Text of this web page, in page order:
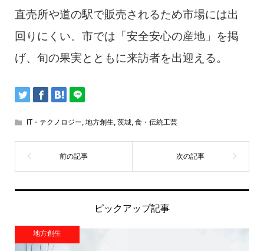
直売所や道の駅で販売されるため市場には出
回りにくい。市では「安全安心の産地」を掲
げ、旬の果実とともに来訪者を出迎える。
IT・テクノロジー 地方創生 茨城, 食・伝統工芸
ピックアップ記事
地方創生